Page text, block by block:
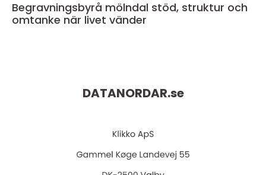
Begravningsbyrå mölndal stöd, struktur och
omtanke när livet vänder
DATANORDAR.se